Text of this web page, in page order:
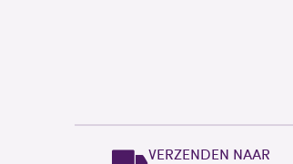
VERZENDEN NAAR